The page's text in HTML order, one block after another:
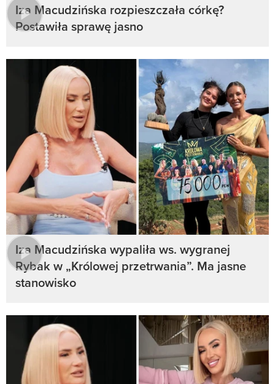
Iza Macudzińska rozpieszczała córkę?
Postawiła sprawę jasno
Iza Macudzińska wypaliła ws. wygranej
Rybak w „Królowej przetrwania”. Ma jasne
stanowisko